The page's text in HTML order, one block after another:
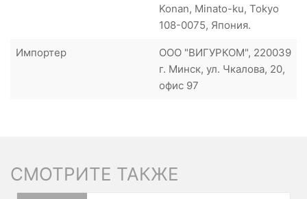
Konan, Minato-ku, Tokyo
108-0075, Япония.
Импортер
ООО "ВИГУРКОМ", 220039
г. Минск, ул. Чкалова, 20,
офис 97
СМОТРИТЕ ТАКЖЕ